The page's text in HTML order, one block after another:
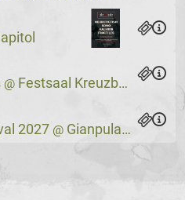
@ Festsaal Kreuzberg
2027 @ Gianpula Village